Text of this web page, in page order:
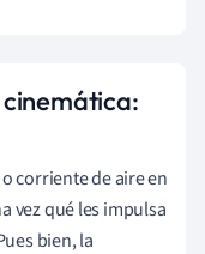
cinemática:
corriente de aire en
vez qué les impulsa
bien, la